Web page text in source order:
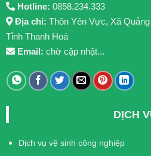
Hotline: 0858.234.333
Địa chỉ: Thôn Yên Vực, Xã
Tỉnh Thanh Hoá
Email: chờ cập nhật...
DỊCH
Dịch vụ vệ sinh công nghiệp